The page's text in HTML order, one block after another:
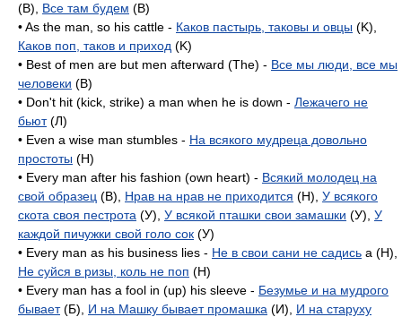
(B), Все там будем (B)
• As the man, so his cattle - Каков пастырь, таковы и овцы (K),
Каков поп, таков и приход (K)
• Best of men are but men afterward (The) - Все мы люди, все мы
человеки (B)
• Don't hit (kick, strike) a man when he is down - Лежачего не
бьют(Л)
• Even a wise man stumbles - На всякого мудреца довольно
простоты (H)
• Every man after his fashion (own heart) - Всякий молодец на
свой образец (B), Нрав на нрав не приходится (H), У всякого
скота своя пестрота (У), У всякой пташки свои замашки (У), У
каждой пичужки свой голо сок (У)
• Every man as his business lies - Не в свои сани не садись a (H),
Не суйся в ризы, коль не поп (H)
• Every man has a fool in (up) his sleeve - Безумье и на мудрого
бывает(Б), И на Машку бывает промашка (И), И на старуху